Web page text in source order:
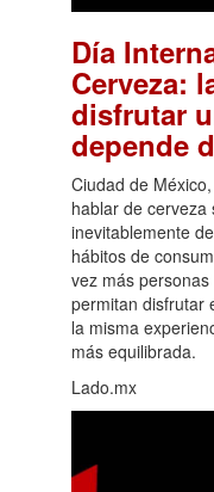
Día
Cerveza:
disfrutar
depende
Ciudad de
hablar de
inevitablemente
hábitos de
vez más
permitan disfrutar
la misma
más equilibrada.
Lado.mx